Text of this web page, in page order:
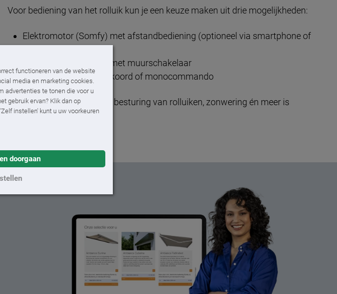
functioneren van de website
media en marketing cookies.
advertenties te tonen die voor u
gebruik ervan? Klik dan op
instellen' kunt u uw voorkeuren
doorgaan
Voor bediening van het rolluik kun je een keuze maken uit drie mogelijkheden:
Elektromotor (Somfy) met afstandbediening (optioneel via smartphone of
Elektromotor (Somfy) met muurschakelaar
Band, bandvertraging, koord of monocommando
Ook volledig automatische besturing van rolluiken, zonwering én meer is
mogelijk!